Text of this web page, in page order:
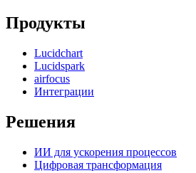
Продукты
Lucidchart
Lucidspark
airfocus
Интеграции
Решения
ИИ для ускорения процессов
Цифровая трансформация